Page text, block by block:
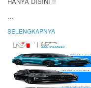
...
SELENGKAPNYA